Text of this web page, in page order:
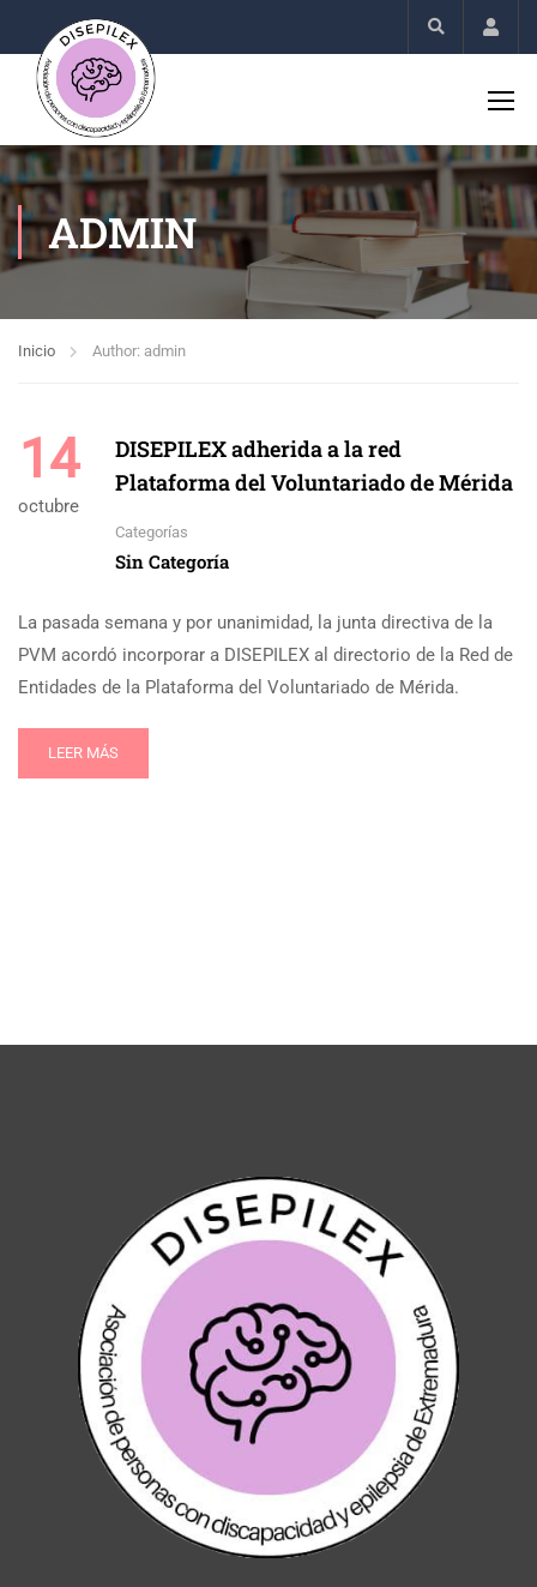
ADMIN
Inicio Author: admin
14
octubre
DISEPILEX adherida a la red
Plataforma del Voluntariado de Mérida
Categorías
Sin Categoría
La pasada semana y por unanimidad, la junta directiva de la
PVM acordó incorporar a DISEPILEX al directorio de la Red de
Entidades de la Plataforma del Voluntariado de Mérida.
LEER MÁS